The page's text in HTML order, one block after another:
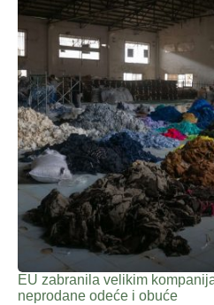
EU zabranila velikim
neprodane odeće i obuće